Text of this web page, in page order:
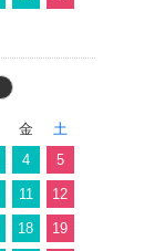
金
土
4 5
11 12
18 19